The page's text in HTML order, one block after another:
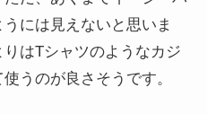
には見えないと思いま
はTシャツのようなカジ
うのが良さそうです。